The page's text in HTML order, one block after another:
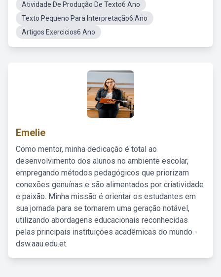
Atividade De Produção De Texto6 Ano
Texto Pequeno Para Interpretação6 Ano
Artigos Exercicios6 Ano
Emelie
Como mentor, minha dedicação é total ao
desenvolvimento dos alunos no ambiente escolar,
empregando métodos pedagógicos que priorizam
conexões genuínas e são alimentados por criatividade
e paixão. Minha missão é orientar os estudantes em
sua jornada para se tornarem uma geração notável,
utilizando abordagens educacionais reconhecidas
pelas principais instituições acadêmicas do mundo -
dsw.aau.edu.et.